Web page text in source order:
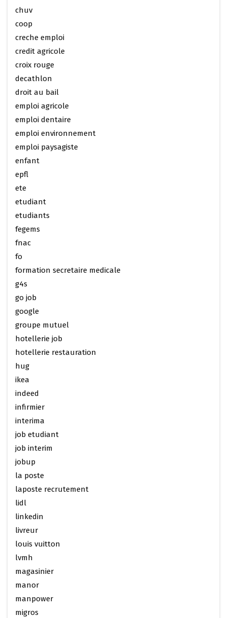
chuv
coop
creche emploi
credit agricole
croix rouge
decathlon
droit au bail
emploi agricole
emploi dentaire
emploi environnement
emploi paysagiste
enfant
epfl
ete
etudiant
etudiants
fegems
fnac
fo
formation secretaire medicale
g4s
go job
google
groupe mutuel
hotellerie job
hotellerie restauration
hug
ikea
indeed
infirmier
interima
job etudiant
job interim
jobup
la poste
laposte recrutement
lidl
linkedin
livreur
louis vuitton
lvmh
magasinier
manor
manpower
migros